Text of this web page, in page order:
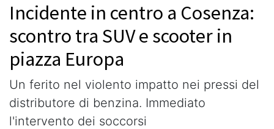
Incidente in centro a Cosenza:
scontro tra SUV e scooter in
piazza Europa
​Un ferito nel violento impatto nei pressi del
distributore di benzina. Immediato
l'intervento dei soccorsi